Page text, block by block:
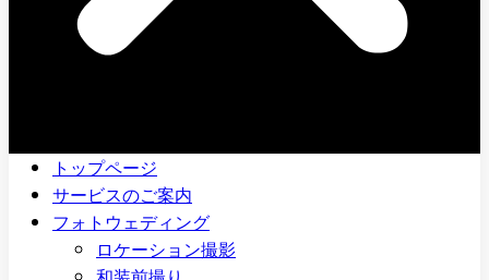
トップページ
サービスのご案内
フォトウェディング
ロケーション撮影